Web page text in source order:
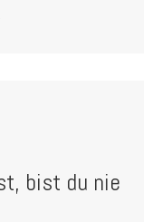
bist du nie